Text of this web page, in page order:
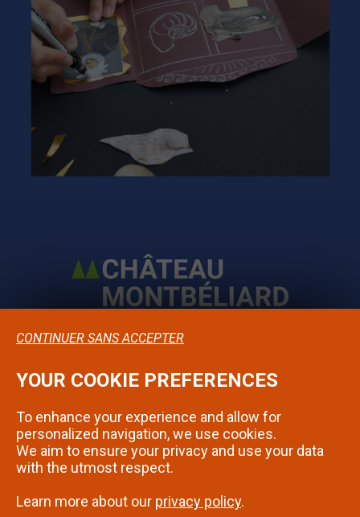
Mentions légales
Contact
YOUR COOKIE PREFERENCES
To enhance your experience and allow for
personalized navigation, we use cookies.
We aim to ensure your privacy and use your data
with the utmost respect.
Learn more about our privacy policy.
CONTINUER SANS ACCEPTER